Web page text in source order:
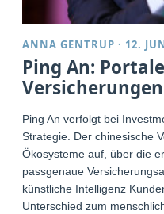
ANNA GENTRUP · 12.
Ping An:
Ping An verfolgt bei
Strategie. Der chinesische
Ökosysteme auf, über die
passgenaue
künstliche Intelligenz
Unterschied zum